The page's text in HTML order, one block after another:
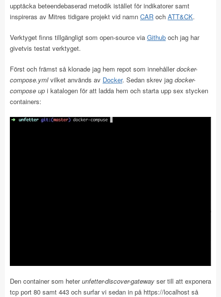
upptäcka beteendebaserad metodik istället för indikatorer samt
inspireras av Mitres tidigare projekt vid namn CAR och ATT&CK.
Verktyget finns tillgängligt som open-source via Github och jag har
givetvis testat verktyget.
Först och främst så klonade jag hem repot som innehållerdocker-
compose.ymlvilket används av Docker. Sedan skrev jag docker-
compose up i katalogen för att ladda hem och starta upp sex stycken
containers:
Den container som heterunfetter-discover-gateway ser till att exponera
tcp port 80 samt 443 och surfar vi sedan in på https://localhost så